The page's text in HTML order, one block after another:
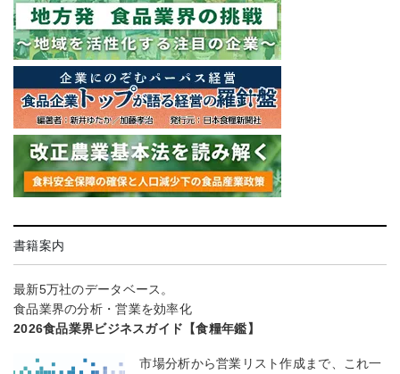
書籍案内
最新5万社のデータベース。
食品業界の分析・営業を効率化
2026食品業界ビジネスガイド【食糧年鑑】
市場分析から営業リスト作成まで、これ一